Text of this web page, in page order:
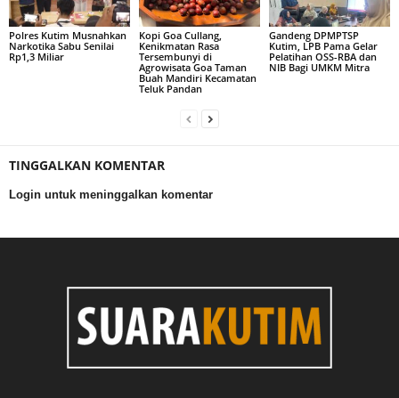
Polres Kutim Musnahkan
Narkotika Sabu Senilai
Rp1,3 Miliar
Kopi Goa Cullang,
Kenikmatan Rasa
Tersembunyi di
Agrowisata Goa Taman
Buah Mandiri Kecamatan
Teluk Pandan
Gandeng DPMPTSP
Kutim, LPB Pama Gelar
Pelatihan OSS-RBA dan
NIB Bagi UMKM Mitra
TINGGALKAN KOMENTAR
Login untuk meninggalkan komentar